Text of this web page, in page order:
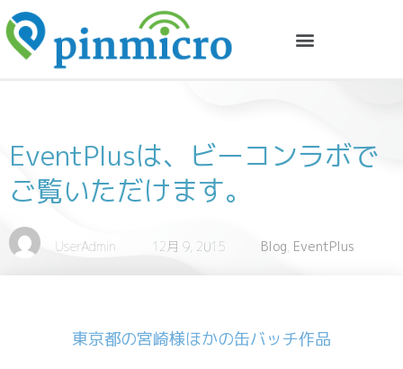
EventPlusは、ビーコンラボで
ご覧いただけます。
UserAdmin 12月 9, 2015 Blog, EventPlus
東京都の宮崎様ほかの缶バッチ作品